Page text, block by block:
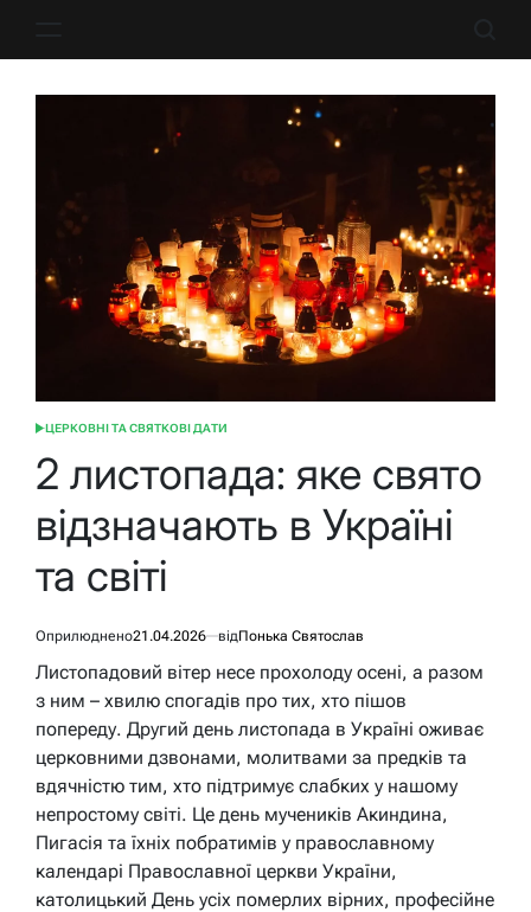
ОПУБЛІКУВАТИ
ЦЕРКОВНІ ТА СВЯТКОВІ ДАТИ
2 листопада: яке свято
відзначають в Україні
та світі
Оприлюднено21.04.2026 відПонька Святослав
Листопадовий вітер несе прохолоду осені, а разом
з ним – хвилю спогадів про тих, хто пішов
попереду. Другий день листопада в Україні оживає
церковними дзвонами, молитвами за предків та
вдячністю тим, хто підтримує слабких у нашому
непростому світі. Це день мучеників Акиндина,
Пигасія та їхніх побратимів у православному
календарі Православної церкви України,
католицький День усіх померлих вірних, професійне